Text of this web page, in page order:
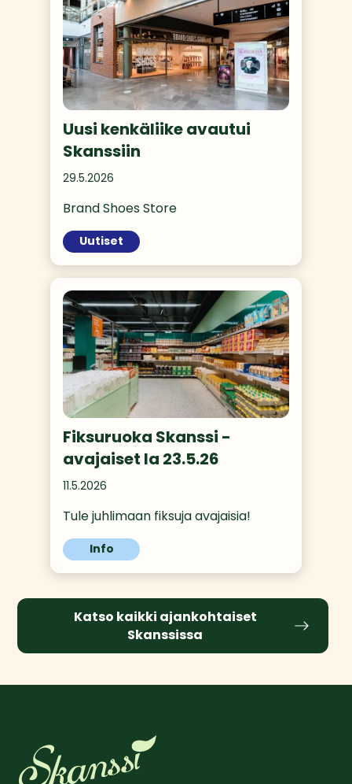
Uusi kenkäliike avautui
Skanssiin
29.5.2026
Brand Shoes Store
Uutiset
Fiksuruoka Skanssi -
avajaiset la 23.5.26
11.5.2026
Tule juhlimaan fiksuja avajaisia!
Info
Katso kaikki ajankohtaiset
Skanssissa